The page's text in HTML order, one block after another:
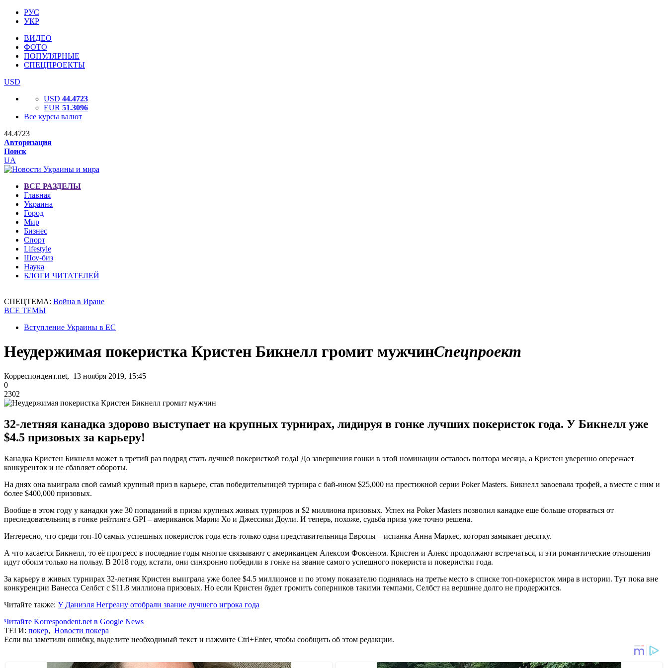
РУС
УКР
ВИДЕО
ФОТО
ПОПУЛЯРНЫЕ
СПЕЦПРОЕКТЫ
USD
USD 44.4723
EUR 51.3096
Все курсы валют
44.4723
Авторизация
Поиск
UA
ВСЕ РАЗДЕЛЫ
Главная
Украина
Город
Мир
Бизнес
Спорт
Lifestyle
Шоу-биз
Наука
БЛОГИ ЧИТАТЕЛЕЙ
СПЕЦТЕМА: Война в Иране
ВСЕ ТЕМЫ
Вступление Украины в ЕС
Неудержимая покеристка Кристен Бикнелл громит мужчинСпецпроект
Корреспондент.net, 13 ноября 2019, 15:45
0
2302
32-летняя канадка здорово выступает на крупных турнирах, лидируя в гонке лучших покеристок года. У Бикнелл уже
$4.5 призовых за карьеру!
Канадка Кристен Бикнелл может в третий раз подряд стать лучшей покеристкой года! До завершения гонки в этой номинации осталось полтора месяца, а Кристен уверенно опережает
конкуренток и не сбавляет обороты.
На днях она выиграла свой самый крупный приз в карьере, став победительницей турнира с бай-ином $25,000 на престижной серии Poker Masters. Бикнелл завоевала трофей, а вместе с ним и
более $400,000 призовых.
Вообще в этом году у канадки уже 30 попаданий в призы крупных живых турниров и $2 миллиона призовых. Успех на Poker Masters позволил канадке еще больше оторваться от
преследовательниц в гонке рейтинга GPI – американок Марии Хо и Джессики Доули. И теперь, похоже, судьба приза уже точно решена.
Интересно, что среди топ-10 самых успешных покеристок года есть только одна представительница Европы – испанка Анна Маркес, которая замыкает десятку.
А что касается Бикнелл, то её прогресс в последние годы многие связывают с американцем Алексом Фоксеном. Кристен и Алекс продолжают встречаться, и эти романтические отношения
идут обоим только на пользу. В 2018 году, кстати, они синхронно победили в гонке на звание самого успешного покериста и покеристки года.
За карьеру в живых турнирах 32-летняя Кристен выиграла уже более $4.5 миллионов и по этому показателю поднялась на третье место в списке топ-покеристок мира в истории. Тут пока вне
конкуренции Ванесса Селбст с $11.8 миллиона призовых. Но если Кристен будет громить соперников такими темпами, Селбст на вершине долго не продержится.
Читайте также: У Даниэля Негреану отобрали звание лучшего игрока года
Читайте Korrespondent.net в Google News
ТЕГИ: покер, Новости покера
Если вы заметили ошибку, выделите необходимый текст и нажмите Ctrl+Enter, чтобы сообщить об этом редакции.